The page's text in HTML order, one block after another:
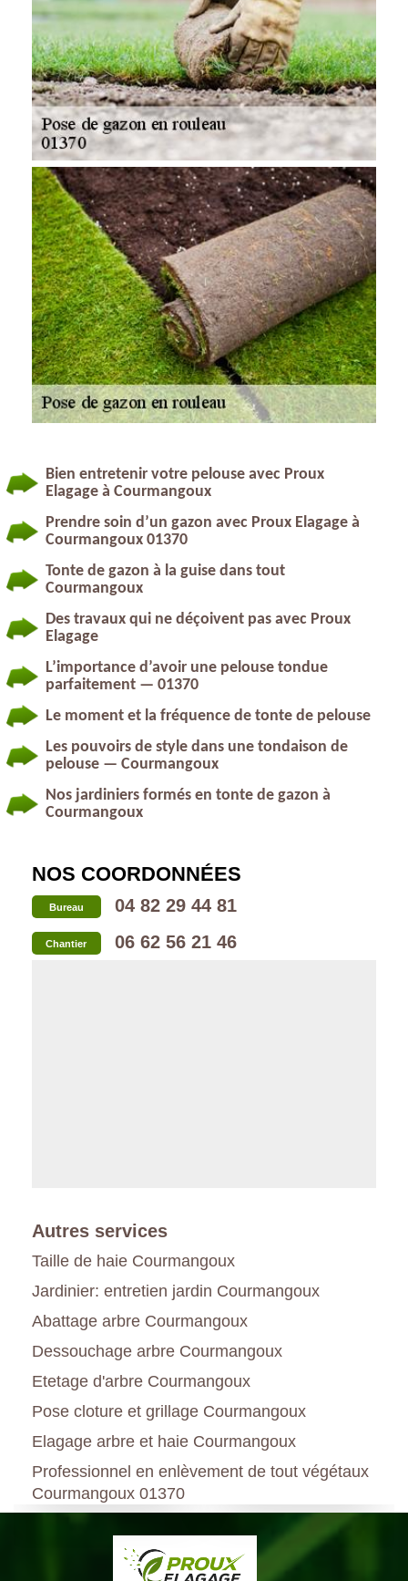
Bien entretenir votre pelouse avec Proux
Elagage à Courmangoux
Prendre soin d’un gazon avec Proux Elagage à
Courmangoux 01370
Tonte de gazon à la guise dans tout
Courmangoux
Des travaux qui ne déçoivent pas avec Proux
Elagage
L’importance d’avoir une pelouse tondue
parfaitement — 01370
Le moment et la fréquence de tonte de pelouse
Les pouvoirs de style dans une tondaison de
pelouse — Courmangoux
Nos jardiniers formés en tonte de gazon à
Courmangoux
NOS COORDONNÉES
Bureau 04 82 29 44 81
Chantier 06 62 56 21 46
Autres services
Taille de haie Courmangoux
Jardinier: entretien jardin Courmangoux
Abattage arbre Courmangoux
Dessouchage arbre Courmangoux
Etetage d'arbre Courmangoux
Pose cloture et grillage Courmangoux
Elagage arbre et haie Courmangoux
Professionnel en enlèvement de tout végétaux
Courmangoux 01370